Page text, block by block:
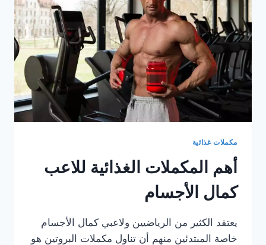
مكملات غذائية
أهم المكملات الغذائية للاعب
كمال الأجسام
يعتقد الكثير من الرياضيين ولاعبي كمال الأجسام
خاصة المبتدئين منهم أن تناول مكملات البروتين هو